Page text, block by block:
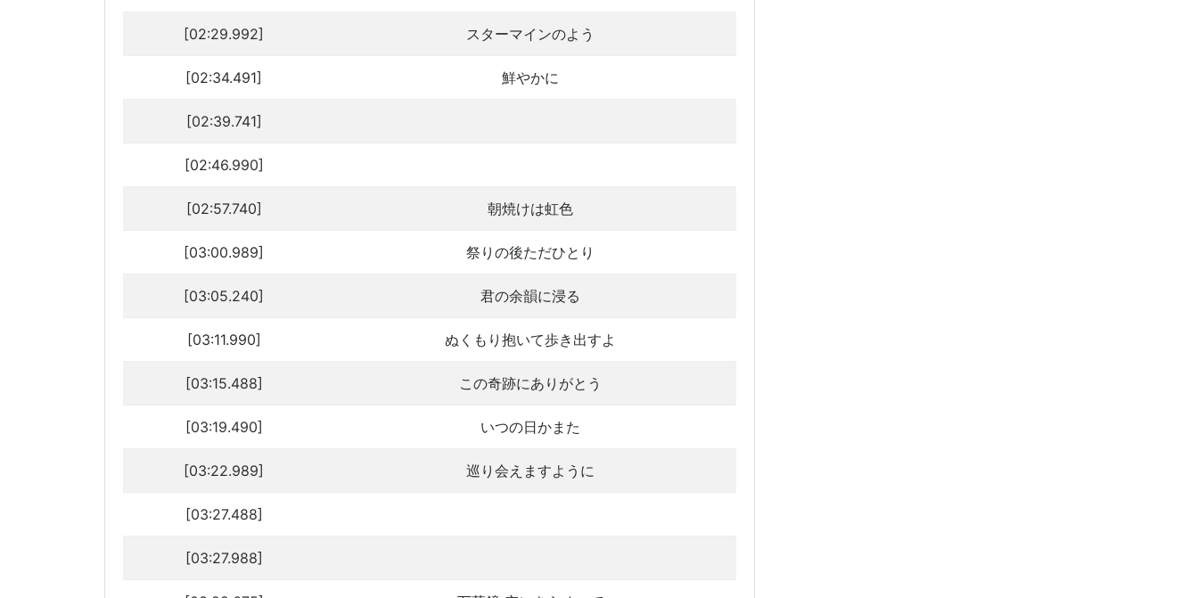
[02:29.992] スターマインのよう
[02:34.491] 鮮やかに
[02:39.741]
[02:46.990]
[02:57.740] 朝焼けは虹色
[03:00.989] 祭りの後ただひとり
[03:05.240] 君の余韻に浸る
[03:11.990] ぬくもり抱いて歩き出すよ
[03:15.488] この奇跡にありがとう
[03:19.490] いつの日かまた
[03:22.989] 巡り会えますように
[03:27.488]
[03:27.988]